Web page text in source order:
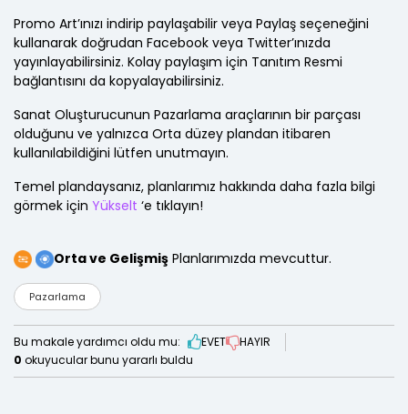
Promo Art’ınızı indirip paylaşabilir veya Paylaş seçeneğini
kullanarak doğrudan Facebook veya Twitter’ınızda
yayınlayabilirsiniz. Kolay paylaşım için Tanıtım Resmi
bağlantısını da kopyalayabilirsiniz.
Sanat Oluşturucunun Pazarlama araçlarının bir parçası
olduğunu ve yalnızca Orta düzey plandan itibaren
kullanılabildiğini lütfen unutmayın.
Temel plandaysanız, planlarımız hakkında daha fazla bilgi
görmek için Yükselt ‘e tıklayın!
Orta ve Gelişmiş Planlarımızda mevcuttur.
Pazarlama
Bu makale yardımcı oldu mu: EVET
HAYIR
0 okuyucular bunu yararlı buldu